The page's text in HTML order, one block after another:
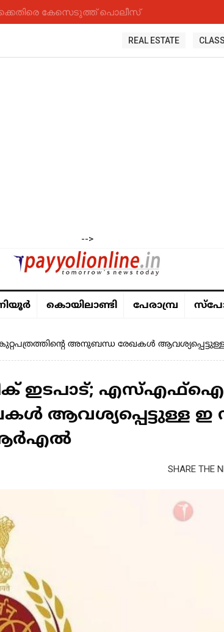
കേസെടുത്ത് പൊലീസ്
REAL ESTATE
-->
കൊയിലാണ്ടി പേരാമ്പ്ര
അനുബന്ധ രേഖകൾ
ഇടപാട്;
ആവശ്യപ്പെട്ടുള്ള ഇ
SHARE THE